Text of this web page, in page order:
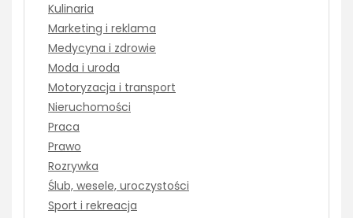
Kulinaria
Marketing i reklama
Medycyna i zdrowie
Moda i uroda
Motoryzacja i transport
Nieruchomości
Praca
Prawo
Rozrywka
Ślub, wesele, uroczystości
Sport i rekreacja